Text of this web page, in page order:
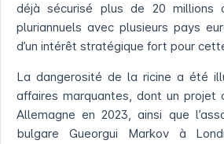
déjà sécurisé plus de 20 millions
pluriannuels avec plusieurs pays
d’un intérêt stratégique fort pour
La dangerosité de la ricine a été
affaires marquantes, dont un projet
Allemagne en 2023, ainsi que
bulgare Gueorgui Markov à